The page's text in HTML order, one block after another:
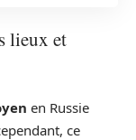
lieux et
en Russie
ce